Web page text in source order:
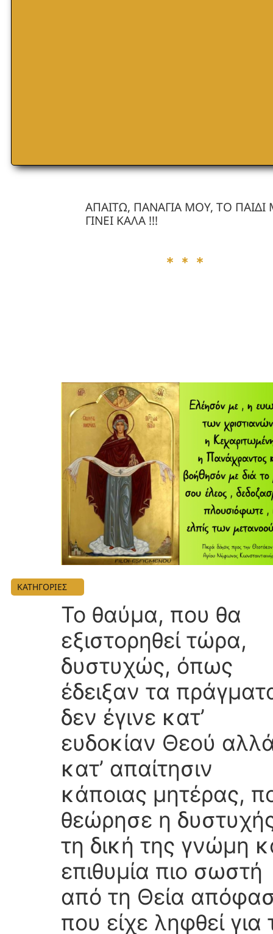
ΚΑΤΗΓΟΡΙΕΣ
ΑΠΑΙΤΩ, ΠΑΝΑΓΙΑ ΜΟΥ, ΤΟ
ΓΙΝΕΙ ΚΑΛΑ !!!
Το θαύμα, που θα
εξιστορηθεί τώρα,
δυστυχώς, όπως
έδειξαν τα
δεν έγινε κατ’
ευδοκίαν Θεού
κατ’ απαίτησιν
κάποιας μητέρας,
θεώρησε η
τη δική της γνώμη
επιθυμία πιο σωστή
από τη Θεία
που είχε ληφθεί για